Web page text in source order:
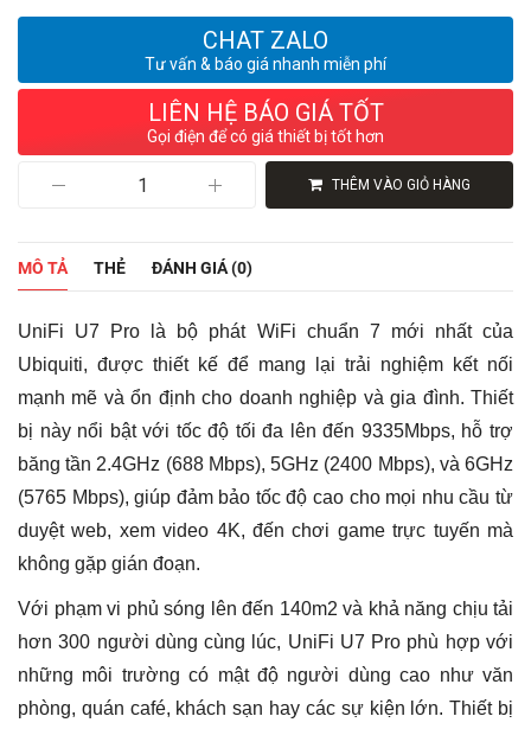
CHAT ZALO
Tư vấn & báo giá nhanh miễn phí
LIÊN HỆ BÁO GIÁ TỐT
Gọi điện để có giá thiết bị tốt hơn
phát
U7
Pro
Pro)
-
Chuẩn
WiFi
7
BE,
tải
300+
Tốc
Độ
9335Mbps
số
lượng
THÊM VÀO GIỎ HÀNG
MÔ TẢ THẺ ĐÁNH GIÁ (0)
UniFi U7 Pro là bộ phát WiFi chuẩn 7 mới nhất của
Ubiquiti, được thiết kế để mang lại trải nghiệm kết nối
mạnh mẽ và ổn định cho doanh nghiệp và gia đình. Thiết
bị này nổi bật với tốc độ tối đa lên đến 9335Mbps, hỗ trợ
băng tần 2.4GHz (688 Mbps), 5GHz (2400 Mbps), và 6GHz
(5765 Mbps), giúp đảm bảo tốc độ cao cho mọi nhu cầu từ
duyệt web, xem video 4K, đến chơi game trực tuyến mà
không gặp gián đoạn.
Với phạm vi phủ sóng lên đến 140m2 và khả năng chịu tải
hơn 300 người dùng cùng lúc, UniFi U7 Pro phù hợp với
những môi trường có mật độ người dùng cao như văn
phòng, quán café, khách sạn hay các sự kiện lớn. Thiết bị